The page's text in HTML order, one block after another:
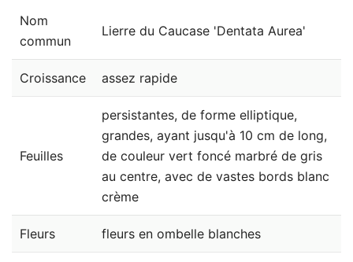
Nom
commun
Lierre du Caucase 'Dentata Aurea'
Croissance assez rapide
Feuilles
persistantes, de forme elliptique,
grandes, ayant jusqu'à 10 cm de long,
de couleur vert foncé marbré de gris
au centre, avec de vastes bords blanc
crème
Fleurs fleurs en ombelle blanches